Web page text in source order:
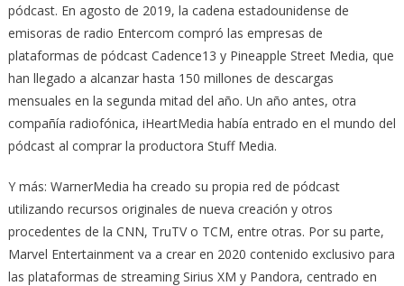
pódcast. En agosto de 2019, la cadena estadounidense de
emisoras de radio Entercom compró las empresas de
plataformas de pódcast Cadence13 y Pineapple Street Media, que
han llegado a alcanzar hasta 150 millones de descargas
mensuales en la segunda mitad del año. Un año antes, otra
compañía radiofónica, iHeartMedia había entrado en el mundo del
pódcast al comprar la productora Stuff Media.
Y más: WarnerMedia ha creado su propia red de pódcast
utilizando recursos originales de nueva creación y otros
procedentes de la CNN, TruTV o TCM, entre otras. Por su parte,
Marvel Entertainment va a crear en 2020 contenido exclusivo para
las plataformas de streaming Sirius XM y Pandora, centrado en